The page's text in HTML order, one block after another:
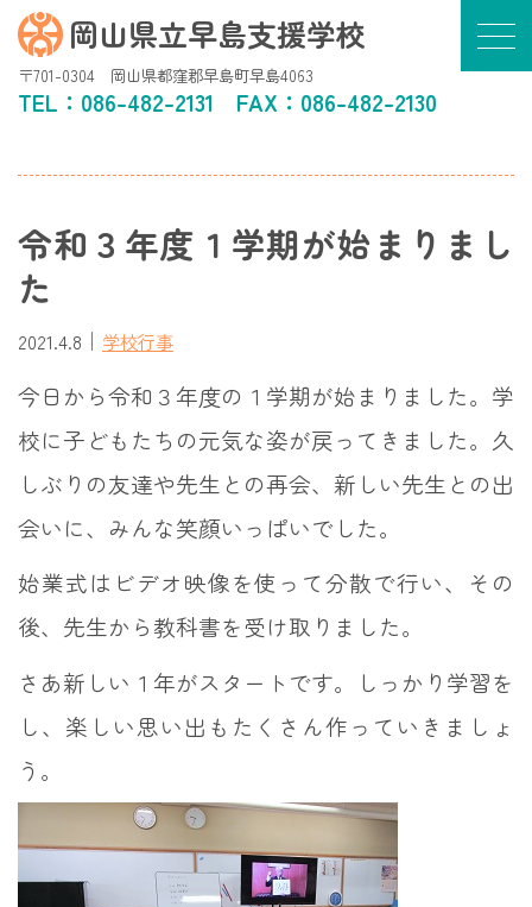
岡山県立早島支援学校
〒701-0304 岡山県都窪郡早島町早島4063
TEL： 086-482-2131 FAX：086-482-2130
令和３年度１学期が始まりまし
た
2021.4.8 ｜ 学校行事
今日から令和３年度の１学期が始まりました。学
校に子どもたちの元気な姿が戻ってきました。久
しぶりの友達や先生との再会、新しい先生との出
会いに、みんな笑顔いっぱいでした。
始業式はビデオ映像を使って分散で行い、その
後、先生から教科書を受け取りました。
さあ新しい１年がスタートです。しっかり学習を
し、楽しい思い出もたくさん作っていきましょ
う。